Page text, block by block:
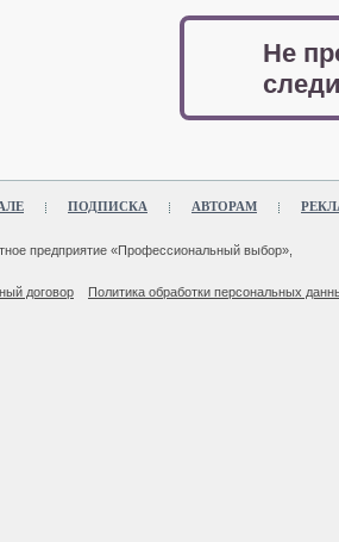
Не
ПОДПИСКА АВТОРАМ
предприятие «Профессиональный выбор»,
договор Политика обработки персональных